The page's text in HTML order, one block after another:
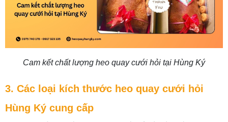
Cam kết chất lượng heo quay cưới hỏi tại Hùng Ký
3. Các loại kích thước heo quay cưới hỏi
Hùng Ký cung cấp